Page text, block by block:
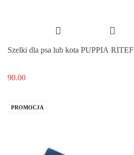
Szelki dla psa lub kota PUPPIA
90.00
PROMOCJA